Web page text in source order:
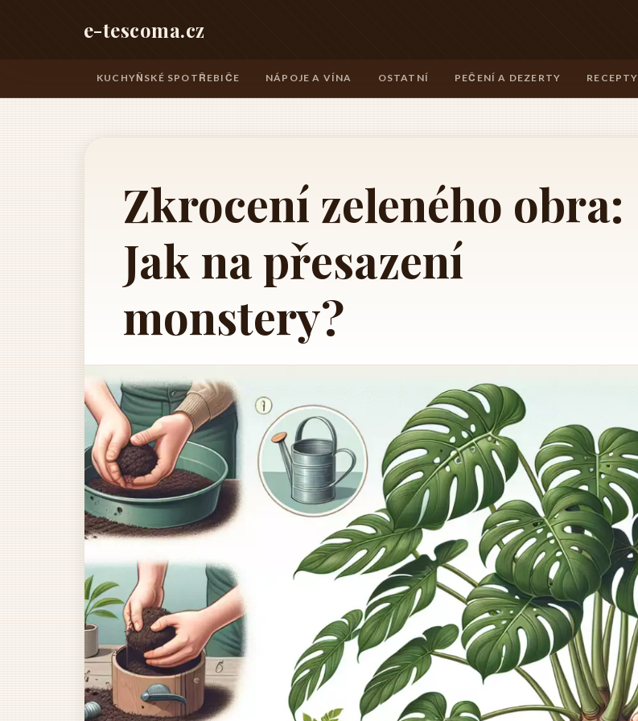
e-tescoma.cz
KUCHYŇSKÉ SPOTŘEBIČE NÁPOJE A VÍNA OSTATNÍ PEČENÍ A DEZERTY RECEPTY
Zkrocení zeleného obra:
Jak na přesazení
monstery?